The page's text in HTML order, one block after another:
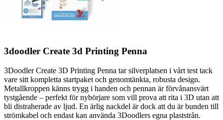
3doodler Create 3d Printing Penna
3Doodler Create 3D Printing Penna tar silverplatsen i vårt test tack
vare sitt kompletta startpaket och genomtänkta, robusta design.
Metallkroppen känns trygg i handen och pennan är förvånansvärt
tystgående – perfekt för nybörjare som vill prova att rita i 3D utan att
bli distraherade av ljud. En ärlig nackdel är dock att du är bunden till
strömkabel och endast kan använda 3Doodlers egna plaststrån.